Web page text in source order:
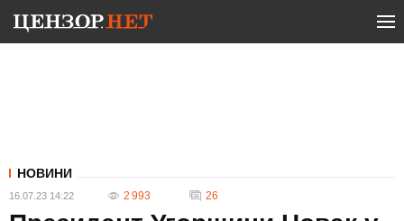
НОВИНИ
16.07.23 14:22 2 993 26